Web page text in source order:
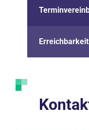
Erreichbarkeit